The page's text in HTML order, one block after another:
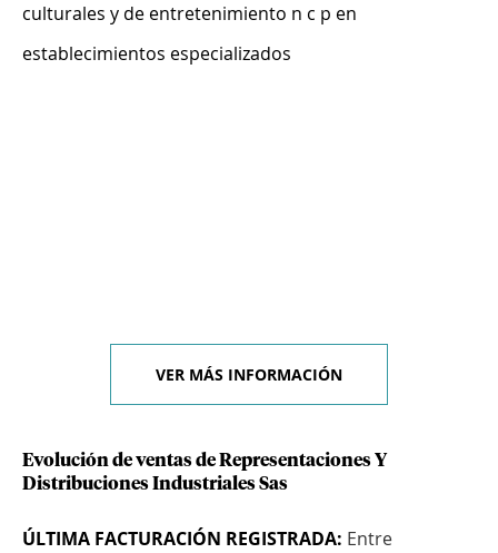
culturales y de entretenimiento n c p en
establecimientos especializados
VER MÁS INFORMACIÓN
Evolución de ventas de Representaciones Y
Distribuciones Industriales Sas
ÚLTIMA FACTURACIÓN REGISTRADA: Entre